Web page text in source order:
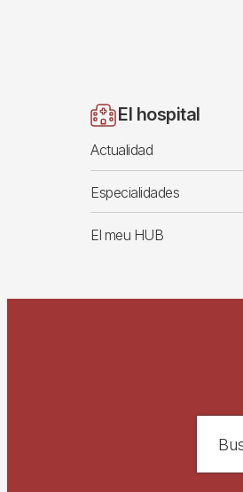
El hospital
Actualidad
Especialidades
El meu HUB